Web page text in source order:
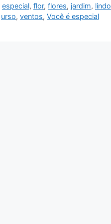
especial, flor, flores, jardim,
urso, ventos, Você é especial